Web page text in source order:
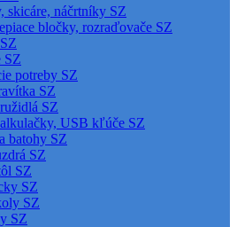
skicáre, náčrtníky SZ
bločky, rozraďovače SZ
SZ
potreby SZ
SZ
SZ
USB kľúče SZ
batohy SZ
SZ
SZ
SZ
SZ
SZ